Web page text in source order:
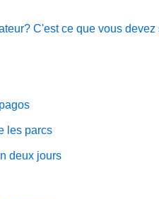
C'est ce que vous devez
les parcs
deux jours